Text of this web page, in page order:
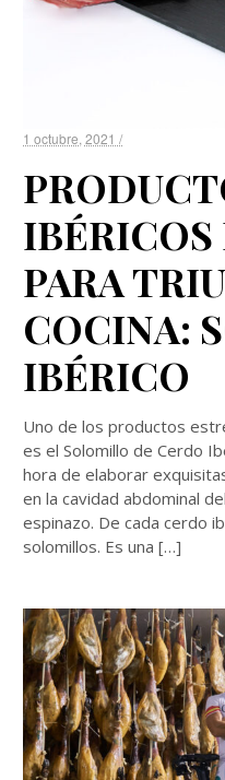
1 octubre, 2021 /
IBÉRICOS
PARA
COCINA:
IBÉRICO
Uno de los productos
es el Solomillo de Cerdo
hora de elaborar
en la cavidad abdominal
espinazo. De cada cerdo
solomillos. Es una […]